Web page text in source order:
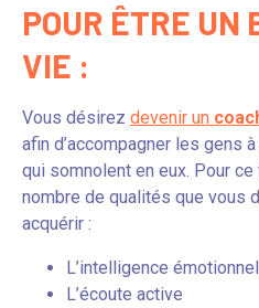
POUR ÊTRE UN
VIE :
Vous désirez devenir un
afin d’accompagner les gens
qui somnolent en eux. Pour
nombre de qualités que vous
acquérir :
L’intelligence
L’écoute active